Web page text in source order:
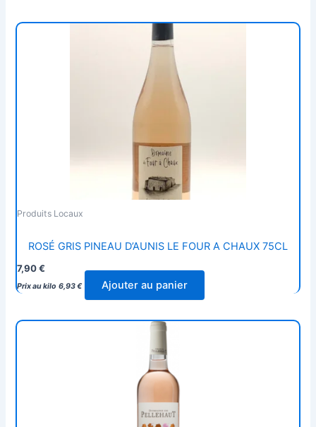
Produits Locaux
ROSÉ GRIS PINEAU D’AUNIS LE FOUR A CHAUX 75CL
7,90€
Prix au kilo 6,93€ Ajouter au panier